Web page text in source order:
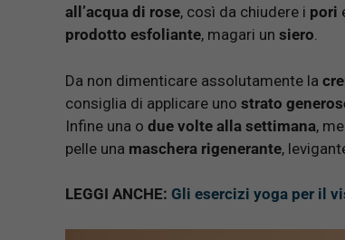
all’acqua di rose, così da chiudere i pori
prodotto esfoliante, magari un siero.
Da non dimenticare assolutamente la
consiglia di applicare uno strato
Infine una o due volte alla settimana,
pelle una maschera rigenerante,
LEGGI ANCHE: Gli esercizi yoga per il